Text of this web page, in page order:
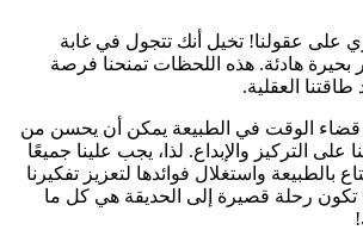
على عقولنا! تخيل أنك تتجول في غابة
هادئة. هذه اللحظات تمنحنا فرصة
العقلية.
قضاء الوقت في الطبيعة يمكن أن يحسن من
على التركيز والإبداع. لذا، يجب علينا جميعًا
واستغلال فوائدها لتعزيز تفكيرنا
تكون رحلة قصيرة إلى الحديقة هي كل ما